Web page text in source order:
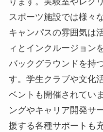
ベントも開催されてい
ングやキャリア開発サ
援する各種サポートも
周辺環境